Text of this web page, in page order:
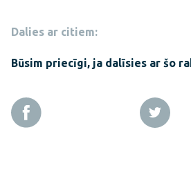
Dalies ar citiem:
Būsim priecīgi, ja dalīsies ar šo